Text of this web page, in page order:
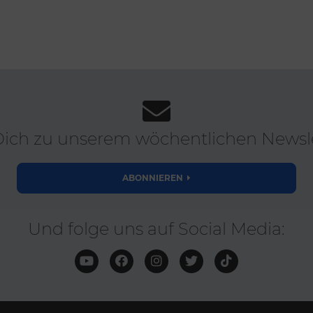
zu unserem wöchentlichen
ABONNIEREN
Und folge uns auf Social Media: